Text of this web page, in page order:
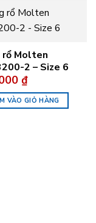
rổ Molten
2 – Size 6
₫
VÀO GIỎ HÀNG